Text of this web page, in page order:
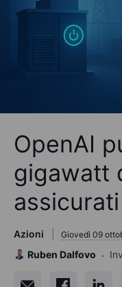
OpenAI
gigawatt
assicurati
Azioni Giovedì 09
Ruben Dalfovo